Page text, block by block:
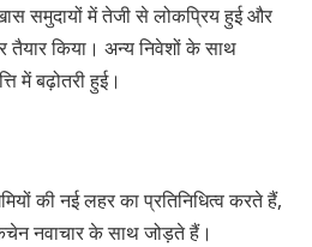
समुदायों में तेजी से लोकप्रिय हुई और
तैयार किया। अन्य निवेशों के साथ
में बढ़ोतरी हुई।
की नई लहर का प्रतिनिधित्व करते हैं,
नवाचार के साथ जोड़ते हैं।